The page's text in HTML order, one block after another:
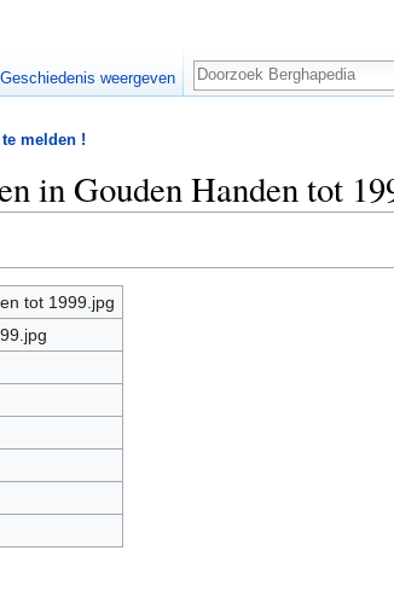
melden !
in Gouden Handen tot
tot 1999.jpg
Geschiedenis weergeven
Zoeken